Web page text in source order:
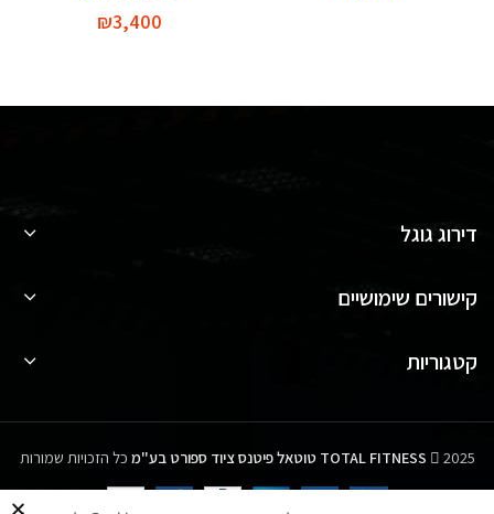
₪3,400
דירוג גוגל
קישורים שימושיים
קטגוריות
TOTAL FITNESS 2025 טוטאל פיטנס ציוד ספורט בע"מ כל הזכויות שמורות